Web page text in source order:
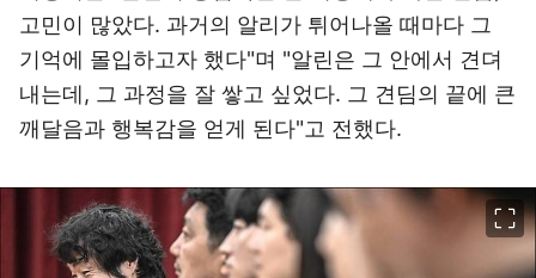
고민이 많았다. 과거의 알리가 튀어나올 때마다 그
기억에 몰입하고자 했다"며 "알린은 그 안에서 견뎌
내는데, 그 과정을 잘 쌓고 싶었다. 그 견딤의 끝에 큰
깨달음과 행복감을 얻게 된다"고 전했다.